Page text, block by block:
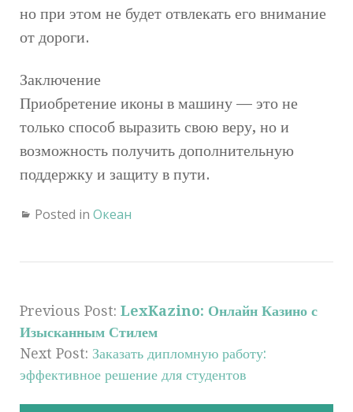
но при этом не будет отвлекать его внимание
от дороги.
Заключение
Приобретение иконы в машину — это не
только способ выразить свою веру, но и
возможность получить дополнительную
поддержку и защиту в пути.
Posted in Океан
Previous Post: LexKazino: Онлайн Казино с
Изысканным Стилем
Next Post: Заказать дипломную работу:
эффективное решение для студентов